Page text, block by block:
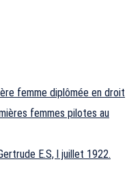
E.S, l juillet 1922.